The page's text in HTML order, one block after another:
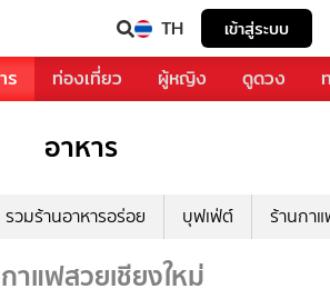
TH เข้าสู่ระบบ
ร ท่องเที่ยว ผู้หญิง ดูดวง
อาหาร
รวมร้านอาหารอร่อย บุฟเฟ่ต์ ร้านกา
าแฟสวยเชียงใหม่